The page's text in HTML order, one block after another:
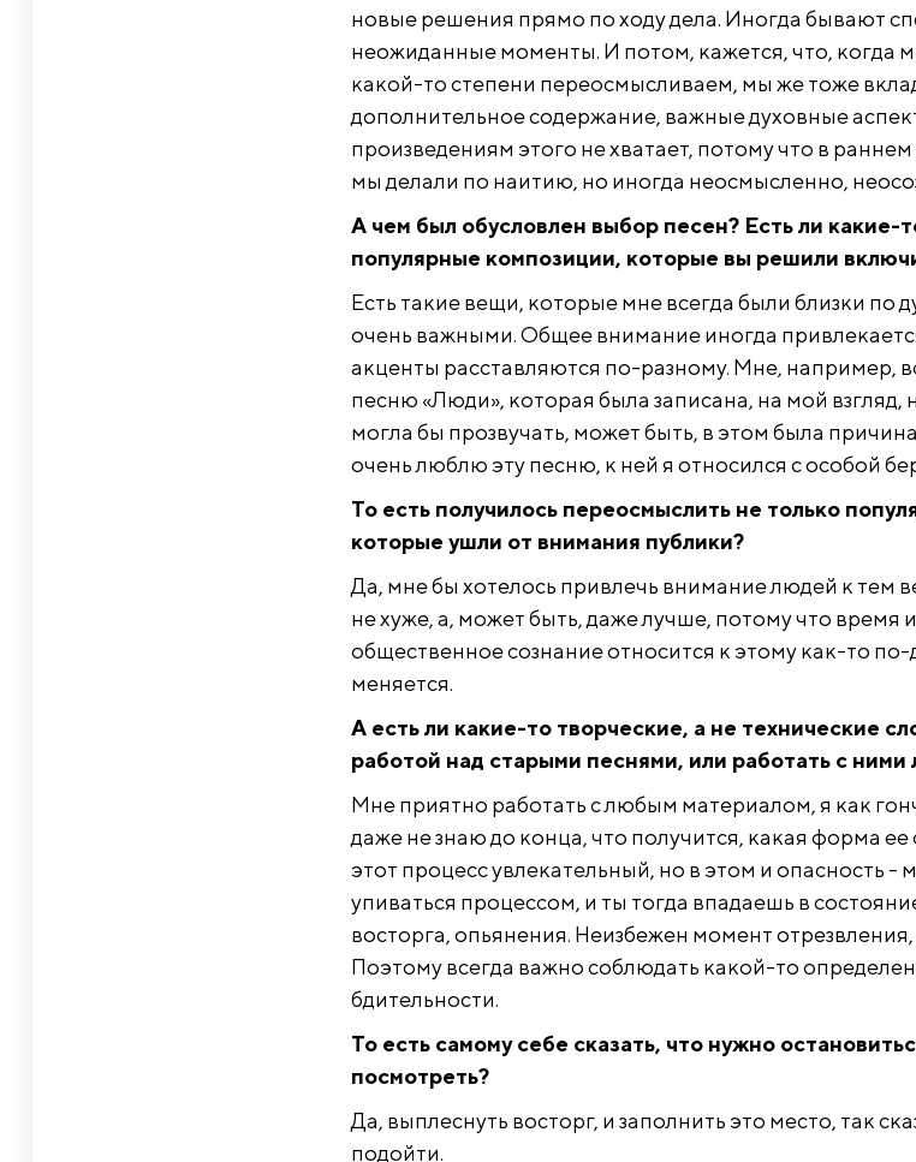
новые решения прямо по ходу дела. Иногда бывают
неожиданные моменты. И потом, кажется, что, когда
какой-то степени переосмысливаем, мы же тоже
дополнительное содержание, важные духовные
произведениям этого не хватает, потому что в
мы делали по наитию, но иногда неосмысленно,
А чем был обусловлен выбор песен? Есть ли какие-
популярные композиции, которые вы решили
Есть такие вещи, которые мне всегда были близки по
очень важными. Общее внимание иногда
акценты расставляются по-разному. Мне, например,
песню «Люди», которая была записана, на мой взгляд,
могла бы прозвучать, может быть, в этом была
очень люблю эту песню, к ней я относился с особой
То есть получилось переосмыслить не только
которые ушли от внимания публики?
Да, мне бы хотелось привлечь внимание людей к тем
не хуже, а, может быть, даже лучше, потому что время
общественное сознание относится к этому как-то
меняется.
А есть ли какие-то творческие, а не технические
работой над старыми песнями, или работать с ними
Мне приятно работать с любым материалом, я как
даже не знаю до конца, что получится, какая форма
этот процесс увлекательный, но в этом и опасность -
упиваться процессом, и ты тогда впадаешь в
восторга, опьянения. Неизбежен момент
Поэтому всегда важно соблюдать какой-то
бдительности.
То есть самому себе сказать, что нужно
посмотреть?
Да, выплеснуть восторг, и заполнить это место, так
подойти.